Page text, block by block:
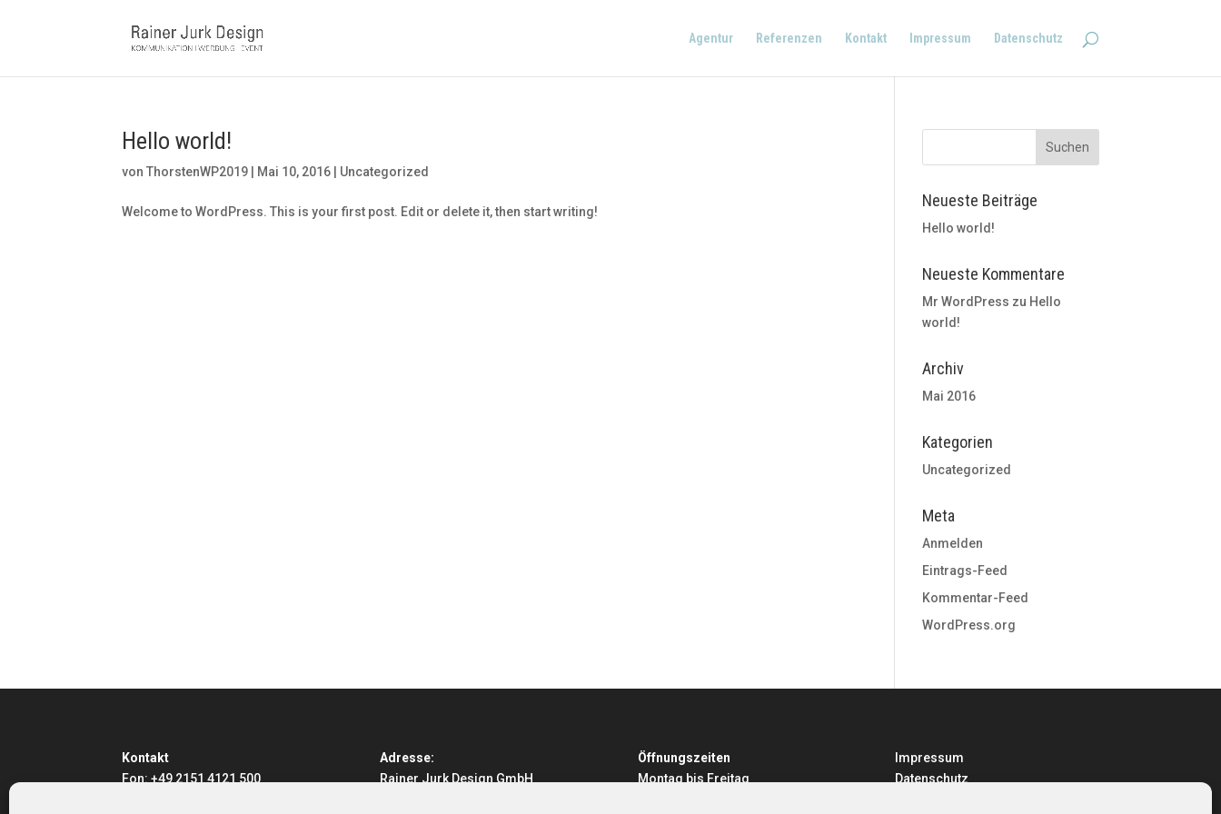
Agentur Referenzen Kontakt Impressum Datenschutz
Hello world!
vonThorstenWP2019 Mai 10, 2016 Uncategorized
Welcome to WordPress. This is your first post. Edit or delete it, then start writing!
Neueste Beiträge
Hello world!
Neueste Kommentare
Mr WordPress zu Hello
world!
Archiv
Mai 2016
Kategorien
Uncategorized
Meta
Anmelden
Eintrags-Feed
Kommentar-Feed
WordPress.org
Kontakt
Fon: +49 2151 4121 500
Adresse:
Rainer Jurk Design GmbH
Öffnungszeiten
Montag bis Freitag
Impressum
Datenschutz